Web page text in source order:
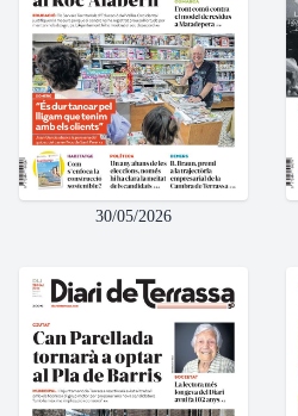
30/05/2026